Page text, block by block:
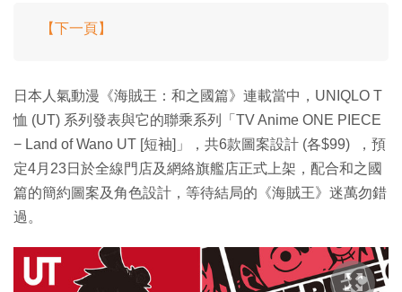
【下一頁】
日本人氣動漫《海賊王：和之國篇》連載當中，UNIQLO T
恤 (UT) 系列發表與它的聯乘系列「TV Anime ONE PIECE
− Land of Wano UT [短袖]」，共6款圖案設計 (各$99) ，預
定4月23日於全線門店及網絡旗艦店正式上架，配合和之國
篇的簡約圖案及角色設計，等待結局的《海賊王》迷萬勿錯
過。